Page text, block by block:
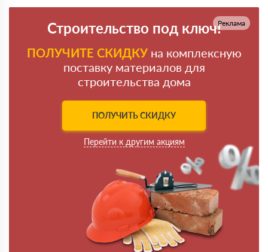
Реклама
Строительство под ключ!
ПОЛУЧИТЕ СКИДКУна комплексную
поставку материалов для
строительства дома
ПОЛУЧИТЬ СКИДКУ
Перейти к другим акциям